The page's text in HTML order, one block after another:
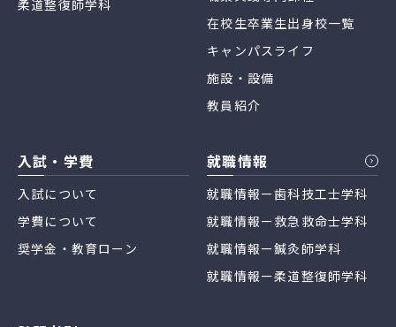
柔道整復師学科
在校生卒業生出身校一覧
キャンパスライフ
施設・設備
教員紹介
入試・学費
入試について
学費について
奨学金・教育ローン
就職情報
就職情報ー歯科技工士学科
就職情報ー救急救命士学科
就職情報ー鍼灸師学科
就職情報ー柔道整復師学科